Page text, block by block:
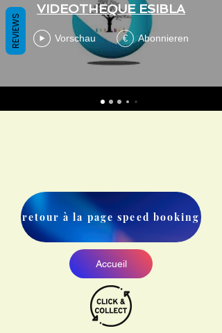
VIDEOTHEQUE ESIBLA
Vorschau € Abonnieren
retour à la page speed booking
Accueil
REVIEWS